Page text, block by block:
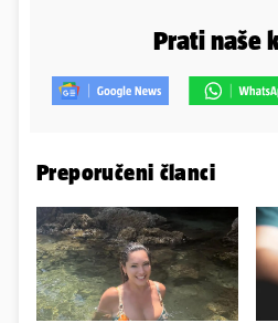
Prati naše
Preporučeni članci